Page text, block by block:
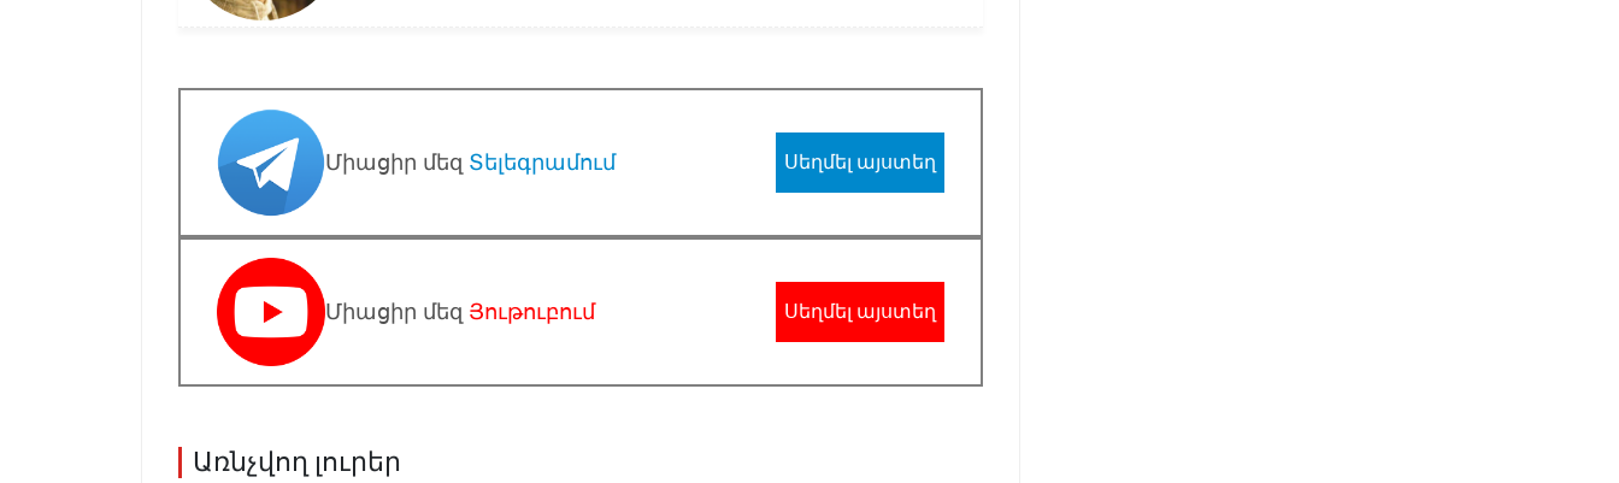
Միացիր մեզ Տելեգրամում Սեղմել այստեղ
Միացիր մեզ Յութուբում Սեղմել այստեղ
Առնչվող լուրեր